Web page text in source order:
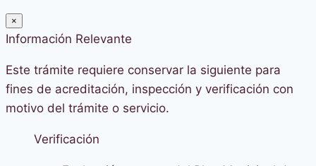
×
Información Relevante
Este trámite requiere conservar la siguiente para
fines de acreditación, inspección y verificación con
motivo del trámite o servicio.
Verificación